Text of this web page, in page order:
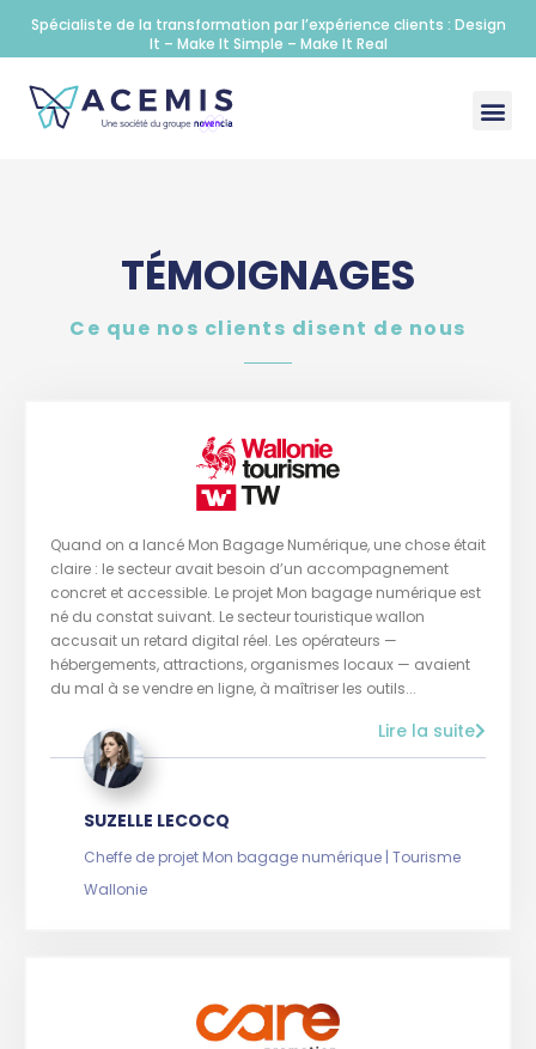
Spécialiste de la transformation par l’expérience clients : Design
It – Make It Simple – Make It Real
TÉMOIGNAGES
Ce que nos clients disent de nous
Quand on a lancé Mon Bagage Numérique, une chose était
claire : le secteur avait besoin d’un accompagnement
concret et accessible. Le projet Mon bagage numérique est
né du constat suivant. Le secteur touristique wallon
accusait un retard digital réel. Les opérateurs —
hébergements, attractions, organismes locaux — avaient
du mal à se vendre en ligne, à maîtriser les outils...
Lire la suite
SUZELLE LECOCQ
Cheffe de projet Mon bagage numérique | Tourisme
Wallonie